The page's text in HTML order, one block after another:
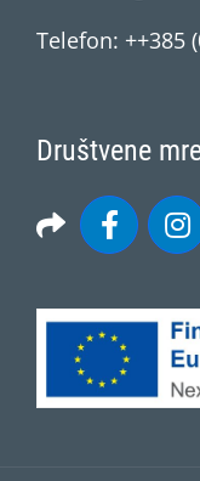
Telefon: ++385
Društvene